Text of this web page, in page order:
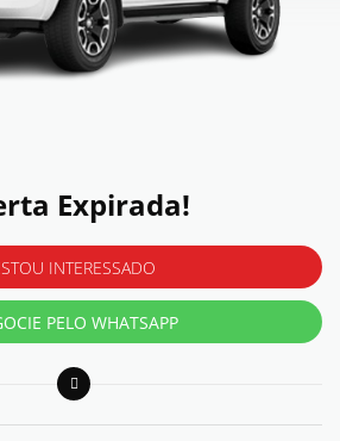
Expirada!
INTERESSADO
PELO WHATSAPP